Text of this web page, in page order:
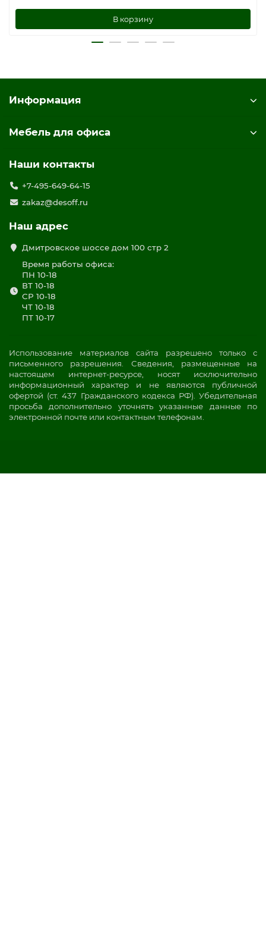
В корзину
Информация
Мебель для офиса
Наши контакты
+7-495-649-64-15
zakaz@desoff.ru
Наш адрес
Дмитровское шоссе дом 100 стр 2
Время работы офиса:
ПН 10-18
ВТ 10-18
СР 10-18
ЧТ 10-18
ПТ 10-17
Использование материалов сайта разрешено только с
письменного разрешения. Сведения, размещенные на
настоящем интернет-ресурсе, носят исключительно
информационный характер и не являются публичной
офертой (ст. 437 Гражданского кодекса РФ). Убедительная
просьба дополнительно уточнять указанные данные по
электронной почте или контактным телефонам.